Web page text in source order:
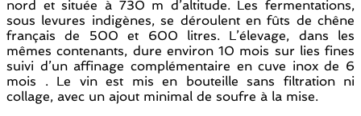
nord et située à 730 m d’altitude. Les fermentations,
sous levures indigènes, se déroulent en fûts de chêne
français de 500 et 600 litres. L’élevage, dans les
mêmes contenants, dure environ 10 mois sur lies fines
suivi d’un affinage complémentaire en cuve inox de 6
mois . Le vin est mis en bouteille sans filtration ni
collage, avec un ajout minimal de soufre à la mise.